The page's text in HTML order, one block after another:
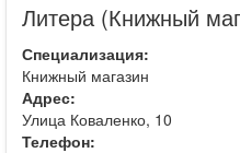
Литера (Книжный
Специализация:
Книжный магазин
Адрес:
Улица Коваленко, 10
Телефон: